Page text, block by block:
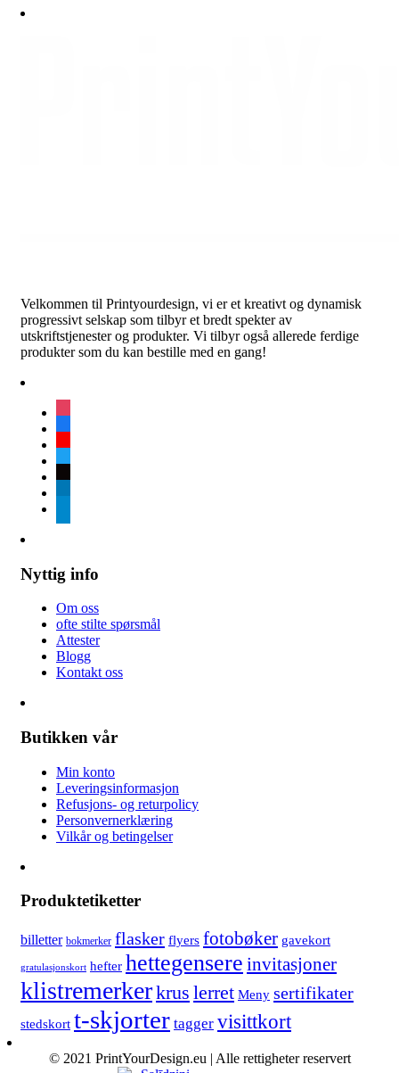
Velkommen til Printyourdesign, vi er et kreativt og dynamisk
progressivt selskap som tilbyr et bredt spekter av
utskriftstjenester og produkter. Vi tilbyr også allerede ferdige
produkter som du kan bestille med en gang!
Nyttig info
Om oss
ofte stilte spørsmål
Attester
Blogg
Kontakt oss
Butikken vår
Min konto
Leveringsinformasjon
Refusjons- og returpolicy
Personvernerklæring
Vilkår og betingelser
Produktetiketter
billetter bokmerker flasker flyers fotobøker gavekort
gratulasjonskort hefter hettegensere invitasjoner
klistremerkerkrus lerret Meny sertifikater
stedskort t-skjorter tagger visittkort
© 2021 PrintYourDesign.eu | Alle rettigheter reservert